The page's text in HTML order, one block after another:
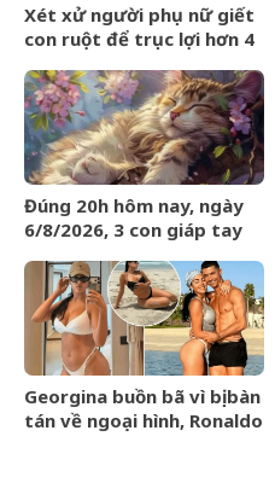
Xét xử người phụ nữ giết
con ruột để trục lợi hơn 4
Đúng 20h hôm nay, ngày
6/8/2026, 3 con giáp tay
VÀNG, phú quý ngập nhà
Georgina buồn bã vì bị bàn
tán về ngoại hình, Ronaldo